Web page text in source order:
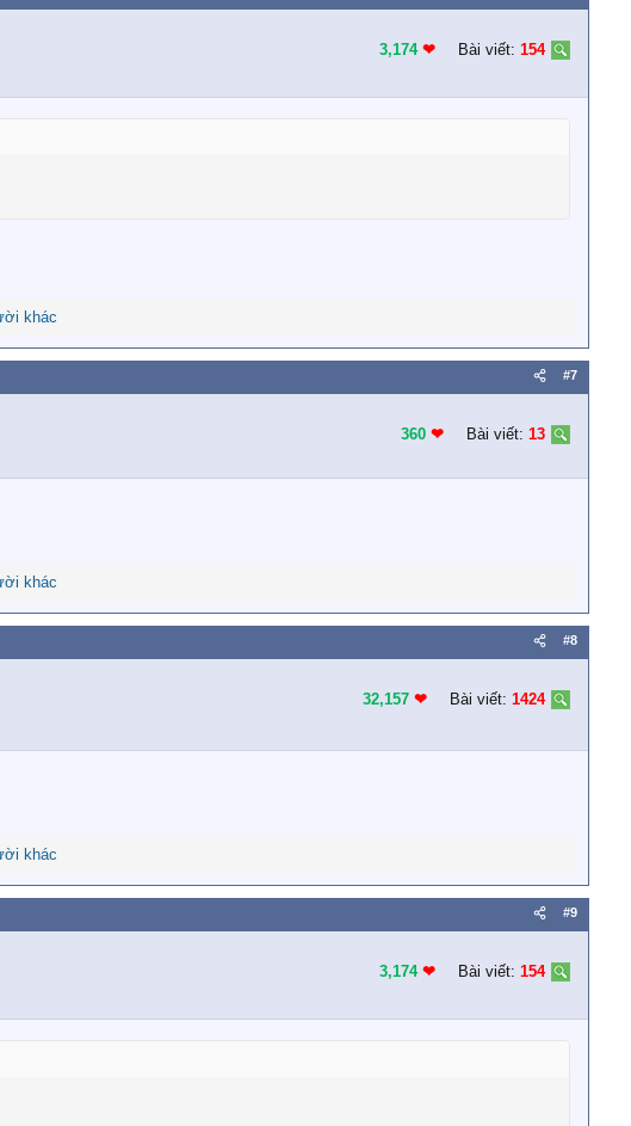
3,174 ❤︎ Bài viết: 154
khác
#7
360 ❤︎ Bài viết: 13
khác
#8
32,157 ❤︎ Bài viết: 1424
khác
#9
3,174 ❤︎ Bài viết: 154